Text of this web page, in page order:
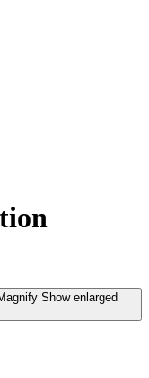
Show enlarged